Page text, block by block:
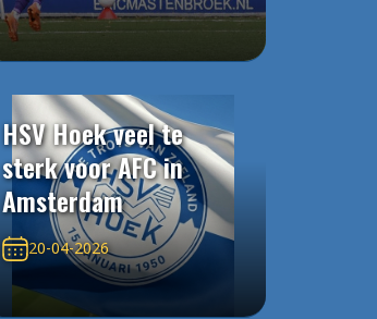
HSV Hoek veel te
sterk voor AFC in
Amsterdam
20-04-2026